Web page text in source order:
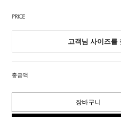
PRICE
총금액
장바구니